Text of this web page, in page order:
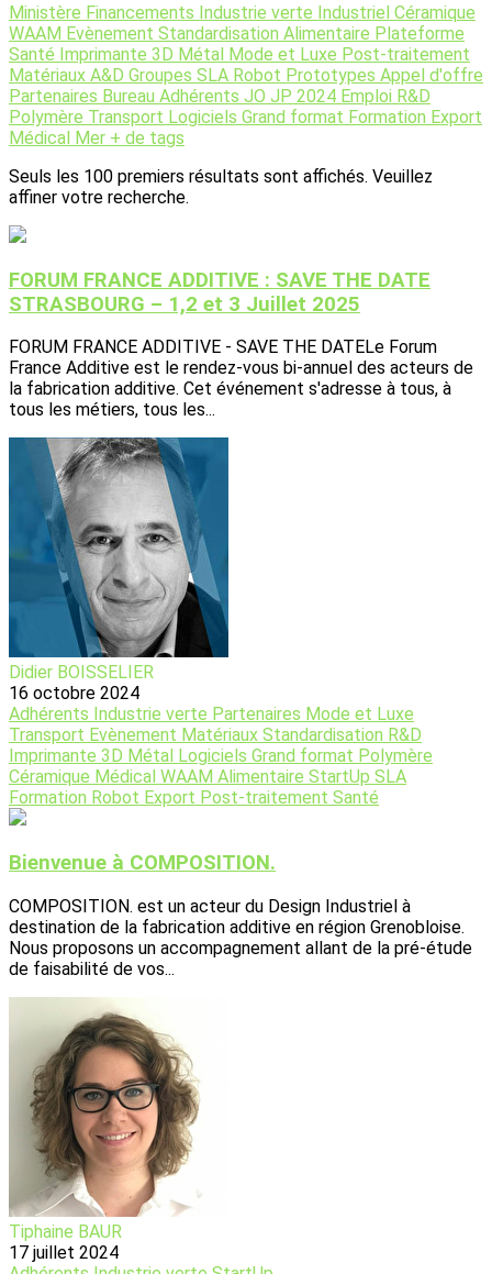
Ministère Financements Industrie verte Industriel Céramique
WAAM Evènement Standardisation Alimentaire Plateforme
Santé Imprimante 3D Métal Mode et Luxe Post-traitement
Matériaux A&D Groupes SLA Robot Prototypes Appel d'offre
Partenaires Bureau Adhérents JO JP 2024 Emploi R&D
Polymère Transport Logiciels Grand format Formation Export
Médical Mer + de tags
Seuls les 100 premiers résultats sont affichés. Veuillez
affiner votre recherche.
FORUM FRANCE ADDITIVE : SAVE THE DATE
STRASBOURG – 1,2 et 3 Juillet 2025
FORUM FRANCE ADDITIVE - SAVE THE DATELe Forum
France Additive est le rendez-vous bi-annuel des acteurs de
la fabrication additive. Cet événement s'adresse à tous, à
tous les métiers, tous les...
Didier BOISSELIER
16 octobre 2024
Adhérents Industrie verte Partenaires Mode et Luxe
Transport Evènement Matériaux Standardisation R&D
Imprimante 3D Métal Logiciels Grand format Polymère
Céramique Médical WAAM Alimentaire StartUp SLA
Formation Robot Export Post-traitement Santé
Bienvenue à COMPOSITION.
COMPOSITION. est un acteur du Design Industriel à
destination de la fabrication additive en région Grenobloise.
Nous proposons un accompagnement allant de la pré-étude
de faisabilité de vos...
Tiphaine BAUR
17 juillet 2024